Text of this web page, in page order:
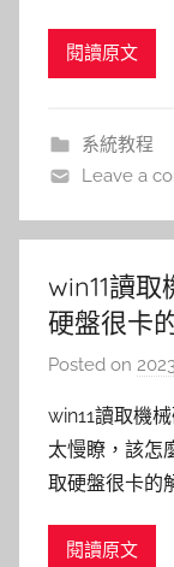
閱讀原文
系統教程
Leave a
win11讀取
硬盤很卡
Posted on
win11讀取機
太慢瞭，該怎
取硬盤很卡的
閱讀原文